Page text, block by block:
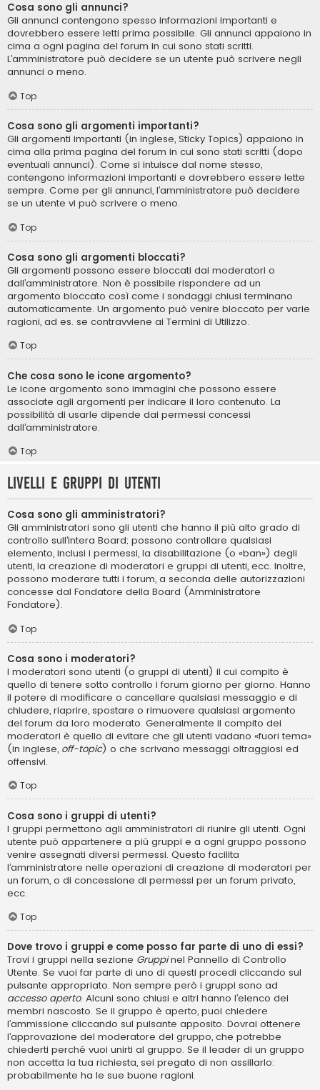
Cosa sono gli annunci?
Gli annunci contengono spesso informazioni importanti e
dovrebbero essere letti prima possibile. Gli annunci appaiono in
cima a ogni pagina del forum in cui sono stati scritti.
L’amministratore può decidere se un utente può scrivere negli
annunci o meno.
Top
Cosa sono gli argomenti importanti?
Gli argomenti importanti (in inglese, Sticky Topics) appaiono in
cima alla prima pagina del forum in cui sono stati scritti (dopo
eventuali annunci). Come si intuisce dal nome stesso,
contengono informazioni importanti e dovrebbero essere lette
sempre. Come per gli annunci, l’amministratore può decidere
se un utente vi può scrivere o meno.
Top
Cosa sono gli argomenti bloccati?
Gli argomenti possono essere bloccati dai moderatori o
dall’amministratore. Non è possibile rispondere ad un
argomento bloccato così come i sondaggi chiusi terminano
automaticamente. Un argomento può venire bloccato per varie
ragioni, ad es. se contravviene ai Termini di Utilizzo.
Top
Che cosa sono le icone argomento?
Le icone argomento sono immagini che possono essere
associate agli argomenti per indicare il loro contenuto. La
possibilità di usarle dipende dai permessi concessi
dall’amministratore.
Top
Livelli e gruppi di utenti
Cosa sono gli amministratori?
Gli amministratori sono gli utenti che hanno il più alto grado di
controllo sull’intera Board; possono controllare qualsiasi
elemento, inclusi i permessi, la disabilitazione (o «ban») degli
utenti, la creazione di moderatori e gruppi di utenti, ecc. Inoltre,
possono moderare tutti i forum, a seconda delle autorizzazioni
concesse dal Fondatore della Board (Amministratore
Fondatore).
Top
Cosa sono i moderatori?
I moderatori sono utenti (o gruppi di utenti) il cui compito è
quello di tenere sotto controllo i forum giorno per giorno. Hanno
il potere di modificare o cancellare qualsiasi messaggio e di
chiudere, riaprire, spostare o rimuovere qualsiasi argomento
del forum da loro moderato. Generalmente il compito dei
moderatori è quello di evitare che gli utenti vadano «fuori tema»
(in inglese, off-topic) o che scrivano messaggi oltraggiosi ed
offensivi.
Top
Cosa sono i gruppi di utenti?
I gruppi permettono agli amministratori di riunire gli utenti. Ogni
utente può appartenere a più gruppi e a ogni gruppo possono
venire assegnati diversi permessi. Questo facilita
l’amministratore nelle operazioni di creazione di moderatori per
un forum, o di concessione di permessi per un forum privato,
ecc.
Top
Dove trovo i gruppi e come posso far parte di uno di essi?
Trovi i gruppi nella sezione Gruppinel Pannello di Controllo
Utente. Se vuoi far parte di uno di questi procedi cliccando sul
pulsante appropriato. Non sempre però i gruppi sono ad
accesso aperto. Alcuni sono chiusi e altri hanno l’elenco dei
membri nascosto. Se il gruppo è aperto, puoi chiedere
l’ammissione cliccando sul pulsante apposito. Dovrai ottenere
l’approvazione del moderatore del gruppo, che potrebbe
chiederti perché vuoi unirti al gruppo. Se il leader di un gruppo
non accetta la tua richiesta, sei pregato di non assillarlo:
probabilmente ha le sue buone ragioni.